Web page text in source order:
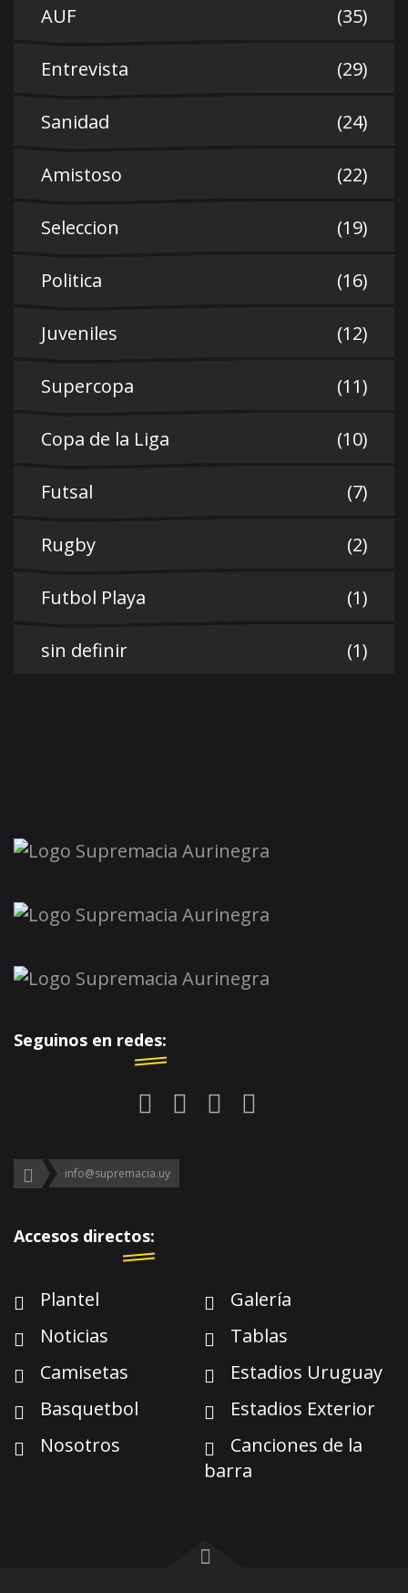
AUF (35)
Entrevista (29)
Sanidad (24)
Amistoso (22)
Seleccion (19)
Politica (16)
Juveniles (12)
Supercopa (11)
Copa de la Liga (10)
Futsal (7)
Rugby (2)
Futbol Playa (1)
sin definir (1)
Seguinos en redes:
info@supremacia.uy
Accesos directos:
Plantel
Galería
Noticias
Tablas
Camisetas
Estadios Uruguay
Basquetbol
Estadios Exterior
Nosotros
Canciones de la
barra